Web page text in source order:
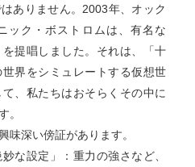
ありません。2003年、オック
ック・ボストロムは、有名な
を提唱しました。それは、「十
界をシミュレートする仮想世
、私たちはおそらくその中に
。
味深い傍証があります。
な設定」：重力の強さなど、